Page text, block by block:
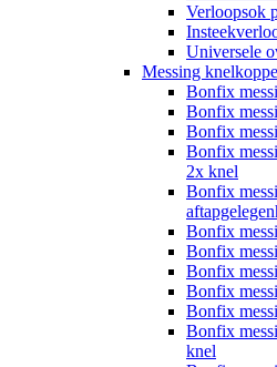
Verloopsok
Universele
Messing
Bonfix
Bonfix
Bonfix
Bonfix
2x knel
Bonfix
Bonfix
Bonfix
Bonfix
Bonfix
Bonfix
Bonfix
knel